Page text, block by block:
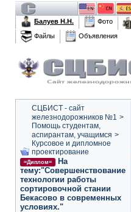
Балуев Н.Н.
Фото
Файлы
Объявления
СЦБИСТ - сайт
железнодорожников №1 >
Помощь студентам,
аспирантам, учащимся >
Курсовое и дипломное
проектирование
=Диплом=
На
тему:"Совершенствование
технологии работы
сортировочной стании
Бекасово в современных
условиях."